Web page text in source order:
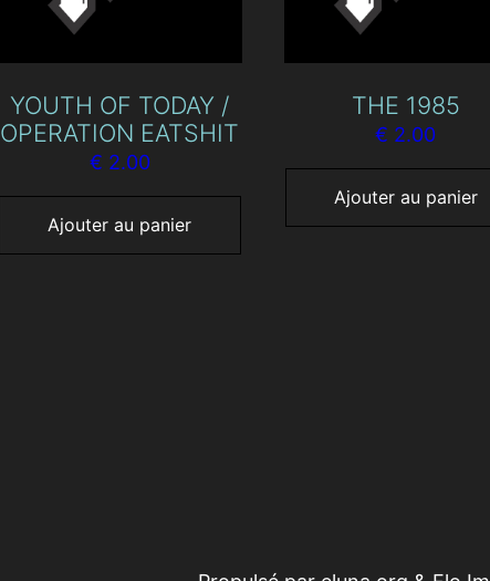
YOUTH OF TODAY /
OPERATION EATSHIT
€ 2.00
Ajouter au panier
THE 1985
€ 2.00
Ajouter au panier